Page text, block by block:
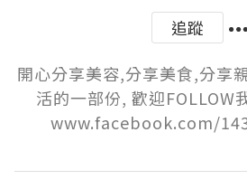
追蹤
開心分享美容,分享美食,分享
活的一部份, 歡迎FOLLOW
www.facebook.com/